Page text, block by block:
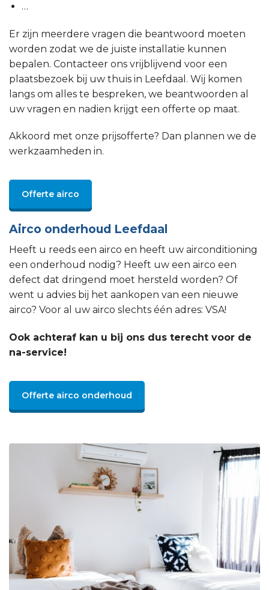
…
Er zijn meerdere vragen die beantwoord moeten
worden zodat we de juiste installatie kunnen
bepalen. Contacteer ons vrijblijvend voor een
plaatsbezoek bij uw thuis in Leefdaal. Wij komen
langs om alles te bespreken, we beantwoorden al
uw vragen en nadien krijgt een offerte op maat.
Akkoord met onze prijsofferte? Dan plannen we de
werkzaamheden in.
Offerte airco
Airco onderhoud Leefdaal
Heeft u reeds een airco en heeft uw airconditioning
een onderhoud nodig? Heeft uw een airco een
defect dat dringend moet hersteld worden? Of
went u advies bij het aankopen van een nieuwe
airco? Voor al uw airco slechts één adres: VSA!
Ook achteraf kan u bij ons dus terecht voor de
na-service!
Offerte airco onderhoud